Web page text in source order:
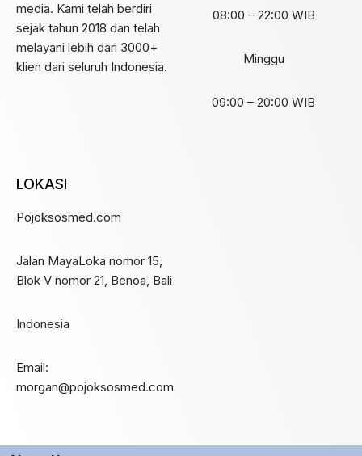
media. Kami telah berdiri
sejak tahun 2018 dan telah
melayani lebih dari 3000+
klien dari seluruh Indonesia.
08:00 – 22:00 WIB
Minggu
09:00 – 20:00 WIB
LOKASI
Pojoksosmed.com
Jalan MayaLoka nomor 15,
Blok V nomor 21, Benoa, Bali
Indonesia
Email:
morgan@pojoksosmed.com